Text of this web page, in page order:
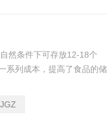
然条件下可存放12-18个
系列成本，提高了食品的储